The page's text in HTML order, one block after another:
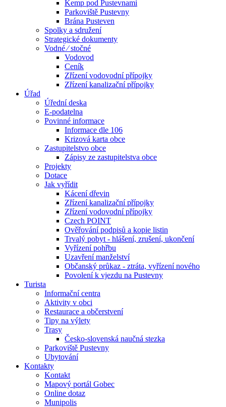
Kemp pod Pustevnami
Parkoviště Pustevny
Brána Pusteven
Spolky a sdružení
Strategické dokumenty
Vodné ⁄ stočné
Vodovod
Ceník
Zřízení vodovodní přípojky
Zřízení kanalizační přípojky
Úřad
Úřední deska
E-podatelna
Povinné informace
Informace dle 106
Krizová karta obce
Zastupitelstvo obce
Zápisy ze zastupitelstva obce
Projekty
Dotace
Jak vyřídit
Kácení dřevin
Zřízení kanalizační přípojky
Zřízení vodovodní přípojky
Czech POINT
Ověřování podpisů a kopie listin
Trvalý pobyt - hlášení, zrušení, ukončení
Vyřízení pohřbu
Uzavření manželství
Občanský průkaz - ztráta, vyřízení nového
Povolení k vjezdu na Pustevny
Turista
Informační centra
Aktivity v obci
Restaurace a občerstvení
Tipy na výlety
Trasy
Česko-slovenská naučná stezka
Parkoviště Pustevny
Ubytování
Kontakty
Kontakt
Mapový portál Gobec
Online dotaz
Munipolis